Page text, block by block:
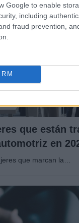
Google to enable
including
fraud prevention,
que están
en
que marcan la…